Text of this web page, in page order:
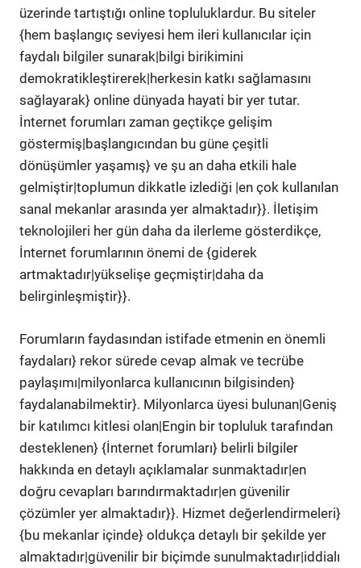
üzerinde tartıştığı online topluluklardur. Bu siteler
{hem başlangıç seviyesi hem ileri kullanıcılar için
faydalı bilgiler sunarak|bilgi birikimini
demokratikleştirerek|herkesin katkı sağlamasını
sağlayarak} online dünyada hayati bir yer tutar.
İnternet forumları zaman geçtikçe gelişim
göstermiş|başlangıcından bu güne çeşitli
dönüşümler yaşamış} ve şu an daha etkili hale
gelmiştir|toplumun dikkatle izlediği |en çok kullanılan
sanal mekanlar arasında yer almaktadır}}. İletişim
teknolojileri her gün daha da ilerleme gösterdikçe,
İnternet forumlarının önemi de {giderek
artmaktadır|yükselişe geçmiştir|daha da
belirginleşmiştir}}.
Forumların faydasından istifade etmenin en önemli
faydaları} rekor sürede cevap almak ve tecrübe
paylaşımı|milyonlarca kullanıcının bilgisinden}
faydalanabilmektir}. Milyonlarca üyesi bulunan|Geniş
bir katılımcı kitlesi olan|Engin bir topluluk tarafından
desteklenen} {İnternet forumları} belirli bilgiler
hakkında en detaylı açıklamalar sunmaktadır|en
doğru cevapları barındırmaktadır|en güvenilir
çözümler yer almaktadır}}. Hizmet değerlendirmeleri}
{bu mekanlar içinde} oldukça detaylı bir şekilde yer
almaktadır|güvenilir bir biçimde sunulmaktadır|iddialı